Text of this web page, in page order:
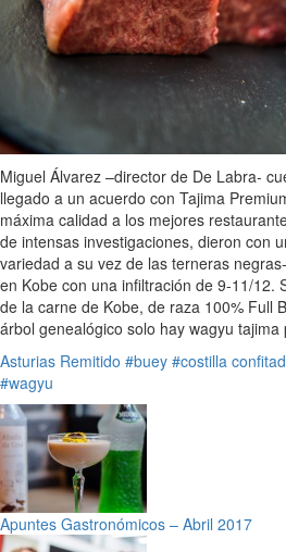
Miguel Álvarez –director de De Labra-
llegado a un acuerdo con Tajima
máxima calidad a los mejores
de intensas investigaciones, dieron con
variedad a su vez de las terneras
en Kobe con una infiltración de 9-11/12.
de la carne de Kobe, de raza 100% Full
árbol genealógico solo hay wagyu tajima
Asturias Remitido #buey #costilla
#wagyu
Apuntes Gastronómicos – Abril 2017